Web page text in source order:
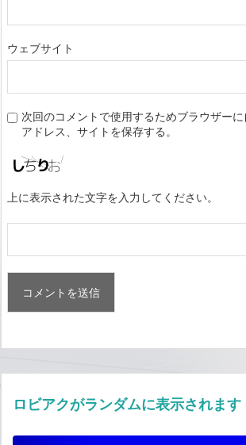
ウェブサイト
次回のコメントで使用するためブラウザー
アドレス、サイトを保存する。
上に表示された文字を入力してください。
ロビアクがランダムに表示されます